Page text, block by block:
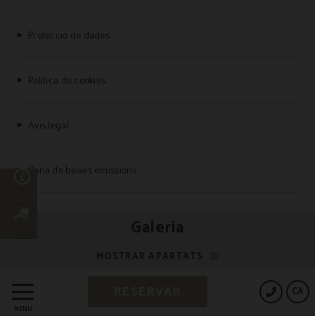
MENÚ
CA
Galeria
MOSTRAR APARTATS
Protecció de dades
Política de cookies
Avis legal
Zona de baixes emissions
Powered by Keytel
Compra segura